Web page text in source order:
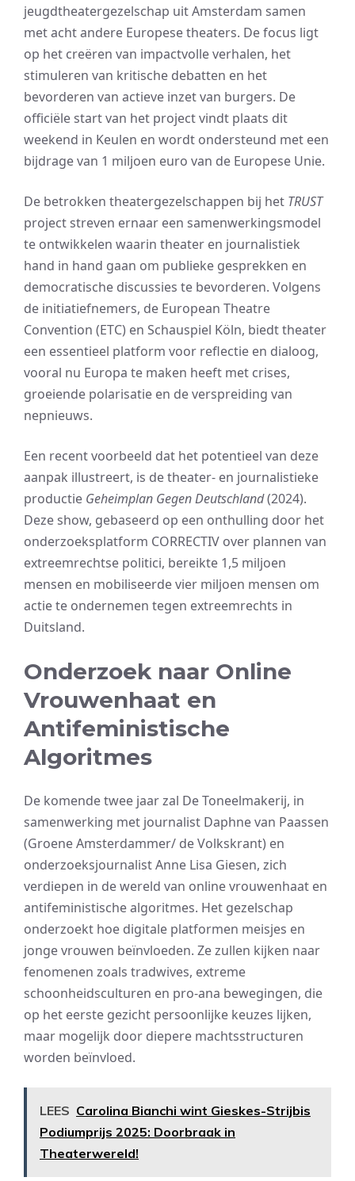
jeugdtheatergezelschap uit Amsterdam samen
met acht andere Europese theaters. De focus ligt
op het creëren van impactvolle verhalen, het
stimuleren van kritische debatten en het
bevorderen van actieve inzet van burgers. De
officiële start van het project vindt plaats dit
weekend in Keulen en wordt ondersteund met een
bijdrage van 1 miljoen euro van de Europese Unie.
De betrokken theatergezelschappen bij het TRUST
project streven ernaar een samenwerkingsmodel
te ontwikkelen waarin theater en journalistiek
hand in hand gaan om publieke gesprekken en
democratische discussies te bevorderen. Volgens
de initiatiefnemers, de European Theatre
Convention (ETC) en Schauspiel Köln, biedt theater
een essentieel platform voor reflectie en dialoog,
vooral nu Europa te maken heeft met crises,
groeiende polarisatie en de verspreiding van
nepnieuws.
Een recent voorbeeld dat het potentieel van deze
aanpak illustreert, is de theater- en journalistieke
productie Geheimplan Gegen Deutschland(2024).
Deze show, gebaseerd op een onthulling door het
onderzoeksplatform CORRECTIV over plannen van
extreemrechtse politici, bereikte 1,5 miljoen
mensen en mobiliseerde vier miljoen mensen om
actie te ondernemen tegen extreemrechts in
Duitsland.
Onderzoek naar Online
Vrouwenhaat en
Antifeministische
Algoritmes
De komende twee jaar zal De Toneelmakerij, in
samenwerking met journalist Daphne van Paassen
(Groene Amsterdammer/ de Volkskrant) en
onderzoeksjournalist Anne Lisa Giesen, zich
verdiepen in de wereld van online vrouwenhaat en
antifeministische algoritmes. Het gezelschap
onderzoekt hoe digitale platformen meisjes en
jonge vrouwen beïnvloeden. Ze zullen kijken naar
fenomenen zoals tradwives, extreme
schoonheidsculturen en pro-ana bewegingen, die
op het eerste gezicht persoonlijke keuzes lijken,
maar mogelijk door diepere machtsstructuren
worden beïnvloed.
LEES Carolina Bianchi wint Gieskes-Strijbis
Podiumprijs 2025: Doorbraak in
Theaterwereld!